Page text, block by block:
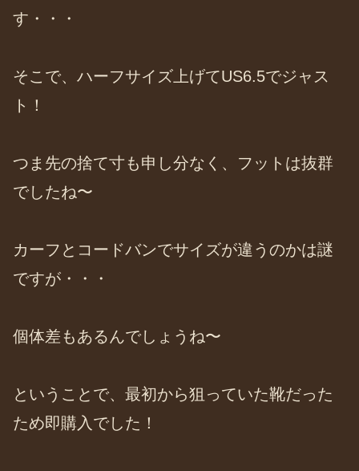
す・・・
そこで、ハーフサイズ上げてUS6.5でジャス
ト！
つま先の捨て寸も申し分なく、フットは抜群
でしたね〜
カーフとコードバンでサイズが違うのかは謎
ですが・・・
個体差もあるんでしょうね〜
ということで、最初から狙っていた靴だった
ため即購入でした！